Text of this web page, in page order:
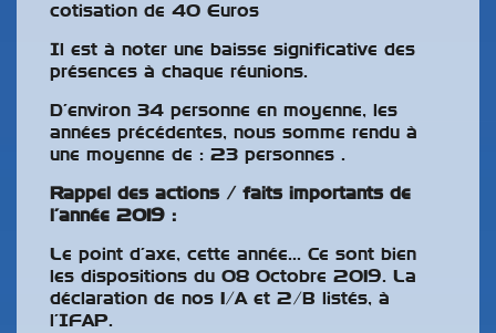
cotisation de 40 Euros
Il est à noter une baisse significative des
présences à chaque réunions.
D’environ 34 personne en moyenne, les
années précédentes, nous somme rendu à
une moyenne de : 23 personnes .
Rappel des actions / faits importants de
l’année 2019 :
Le point d’axe, cette année… Ce sont bien
les dispositions du 08 Octobre 2019. La
déclaration de nos 1/A et 2/B listés, à
l’IFAP.